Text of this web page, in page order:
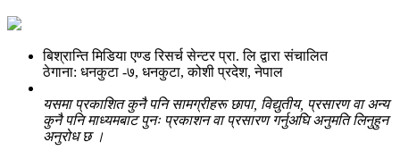
बिश्रान्ति मिडिया एण्ड रिसर्च सेन्टर प्रा. लि द्वारा संचालित
ठेगाना: धनकुटा -७, धनकुटा, कोशी प्रदेश, नेपाल
यसमा प्रकाशित कुनै पनि सामग्रीहरू छापा, विद्युतीय, प्रसारण वा अन्य
कुनै पनि माध्यमबाट पुनः प्रकाशन वा प्रसारण गर्नुअघि अनुमति लिनुहुन
अनुरोध छ ।